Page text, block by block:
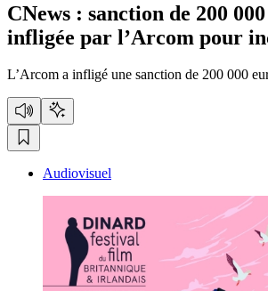
CNews : sanction de 200
infligée par l’Arcom pour
L’Arcom a infligé une sanction de 200 000
Audiovisuel